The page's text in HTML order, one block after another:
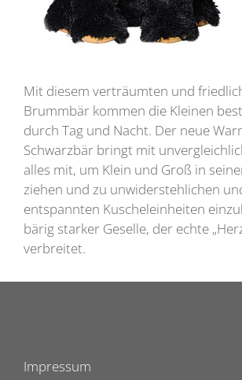
Mit diesem verträumten und
Brummbär kommen die Kleinen
durch Tag und Nacht. Der neue
Schwarzbär bringt mit
alles mit, um Klein und Groß in
ziehen und zu unwiderstehlichen
entspannten Kuscheleinheiten
bärig starker Geselle, der echte
verbreitet.
Impressum